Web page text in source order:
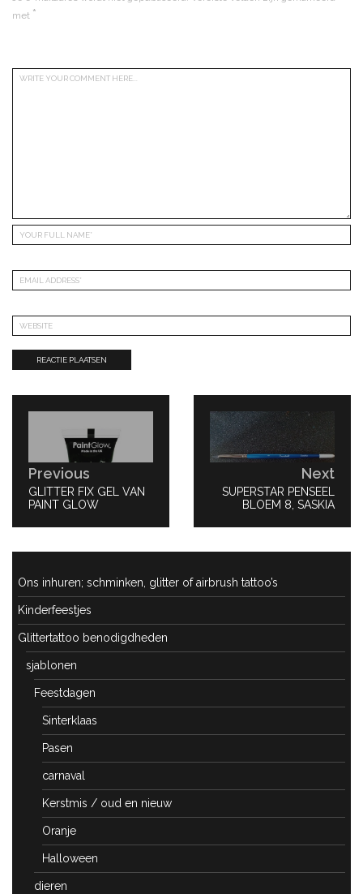
met *
Previous
PREVIOUS
POST:
GLITTER FIX GEL VAN
PAINT GLOW
Next
NEXT
POST:
SUPERSTAR PENSEEL
BLOEM 8, SASKIA
Ons inhuren; schminken, glitter of airbrush tattoo’s
Kinderfeestjes
Glittertattoo benodigdheden
sjablonen
Feestdagen
Sinterklaas
Pasen
carnaval
Kerstmis / oud en nieuw
Oranje
Halloween
dieren